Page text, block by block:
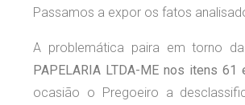
Passamos a expor os fatos
A problemática paira em torno
PAPELARIA LTDA-ME nos itens 61
ocasião o Pregoeiro a